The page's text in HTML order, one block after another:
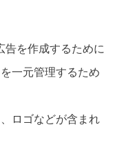
告を作成するために
一元管理するため
ロゴなどが含まれ